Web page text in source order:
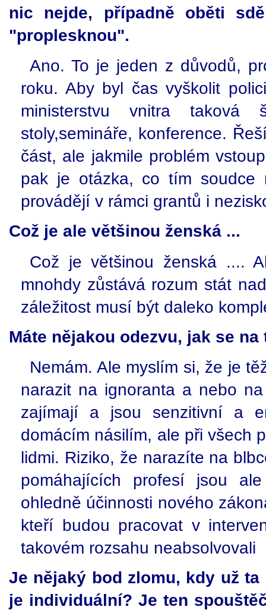
nic nejde, případně oběti
"proplesknou".
Ano. To je jeden z důvodů,
roku. Aby byl čas vyškolit
ministerstvu vnitra
stoly,semináře, konference.
část, ale jakmile problém
pak je otázka, co tím soudce
provádějí v rámci grantů i
Což je ale většinou ženská ...
Což je většinou ženská ....
mnohdy zůstává rozum stát
záležitost musí být daleko
Máte nějakou odezvu, jak se
Nemám. Ale myslím si, že je
narazit na ignoranta a nebo
zajímají a jsou senzitivní a
domácím násilím, ale při všech
lidmi. Riziko, že narazíte na
pomáhajících profesí jsou
ohledně účinnosti nového
kteří budou pracovat v
takovém rozsahu neabsolvovali
Je nějaký bod zlomu, kdy už
je individuální? Je ten